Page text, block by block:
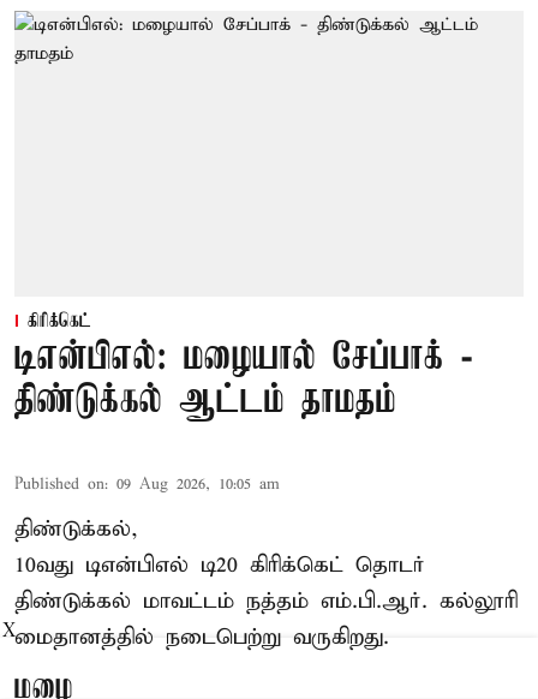
கிரிக்கெட்
டிஎன்பிஎல்: மழையால் சேப்பாக் -
திண்டுக்கல் ஆட்டம் தாமதம்
Published on: 09 Aug 2026, 10:05 am
திண்டுக்கல்,
10வது டிஎன்பிஎல் டி20 கிரிக்கெட் தொடர்
திண்டுக்கல் மாவட்டம் நத்தம் எம்.பி.ஆர். கல்லூரி
மைதானத்தில் நடைபெற்று வருகிறது.
மழை
X